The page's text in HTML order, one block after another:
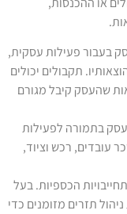
בעבור פעילות עסקית,
תקבולים יכולים
שהעסק קיבל מגורם
בתמורה לפעילות
עובדים, רכש וציוד,
הכספיות. בעל
תזרים מזומנים כדי